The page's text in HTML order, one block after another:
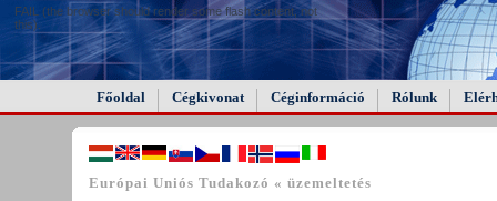
FAIL (the browser should render some flash content, not
this).
Főoldal Cégkivonat Céginformáció Rólunk
Európai Uniós Tudakozó « üzemeltetés